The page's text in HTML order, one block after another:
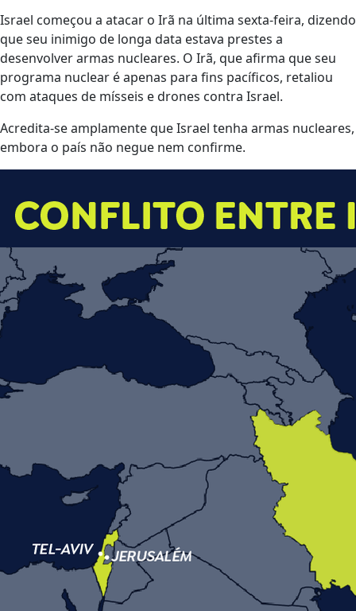
Israel começou a atacar o Irã na última sexta-feira, dizendo
que seu inimigo de longa data estava prestes a
desenvolver armas nucleares. O Irã, que afirma que seu
programa nuclear é apenas para fins pacíficos, retaliou
com ataques de mísseis e drones contra Israel.
Acredita-se amplamente que Israel tenha armas nucleares,
embora o país não negue nem confirme.